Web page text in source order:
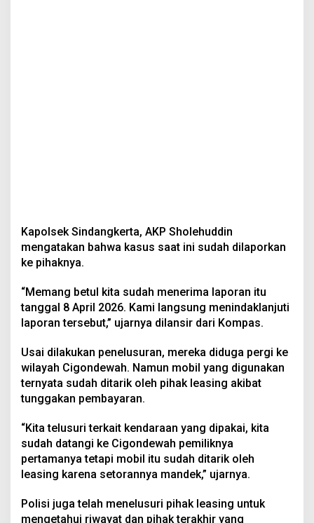
Kapolsek Sindangkerta, AKP Sholehuddin
mengatakan bahwa kasus saat ini sudah dilaporkan
ke pihaknya.
“Memang betul kita sudah menerima laporan itu
tanggal 8 April 2026. Kami langsung menindaklanjuti
laporan tersebut,” ujarnya dilansir dari Kompas.
Usai dilakukan penelusuran, mereka diduga pergi ke
wilayah Cigondewah. Namun mobil yang digunakan
ternyata sudah ditarik oleh pihak leasing akibat
tunggakan pembayaran.
“Kita telusuri terkait kendaraan yang dipakai, kita
sudah datangi ke Cigondewah pemiliknya
pertamanya tetapi mobil itu sudah ditarik oleh
leasing karena setorannya mandek,” ujarnya.
Polisi juga telah menelusuri pihak leasing untuk
mengetahui riwayat dan pihak terakhir yang